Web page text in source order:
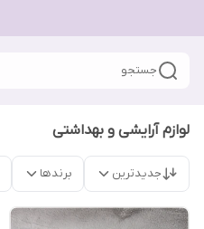
جستجو
لوازم آرایشی و بهداشتی
جدیدترین برندها